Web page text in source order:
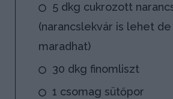
5 dkg cukrozott
(narancslekvár is lehet de
maradhat)
30 dkg finomliszt
1 csomag sütőpor